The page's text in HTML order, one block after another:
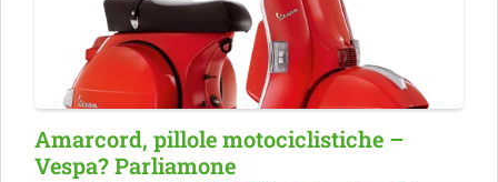
Amarcord, pillole motociclistiche –
Vespa? Parliamone